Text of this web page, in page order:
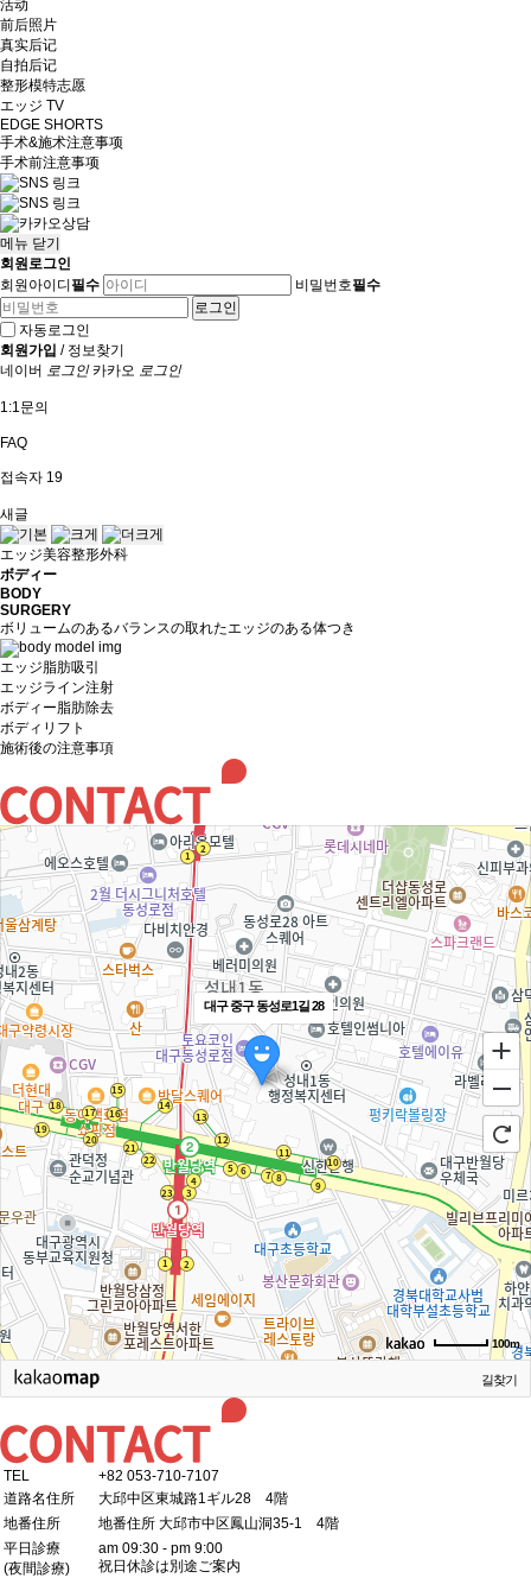
活动
前后照片
真实后记
自拍后记
整形模特志愿
エッジ TV
EDGE SHORTS
手术&施术注意事项
手术前注意事项
메뉴 닫기
회원로그인
회원아이디필수 비밀번호필수
자동로그인
회원가입 / 정보찾기
네이버 로그인 카카오 로그인
1:1문의
FAQ
접속자 19
새글
エッジ美容整形外科
ボディー
BODY
SURGERY
ボリュームのあるバランスの取れたエッジのある体つき
エッジ脂肪吸引
エッジライン注射
ボディー脂肪除去
ボディリフト
施術後の注意事項
대구 중구 동성로1길 28
100m
길찾기
TEL
+82 053-710-7107
道路名住所
大邱中区東城路1ギル28 4階
地番住所
地番住所 大邱市中区鳳山洞35-1 4階
平日診療
(夜間診療)
am 09:30 - pm 9:00
祝日休診は別途ご案内